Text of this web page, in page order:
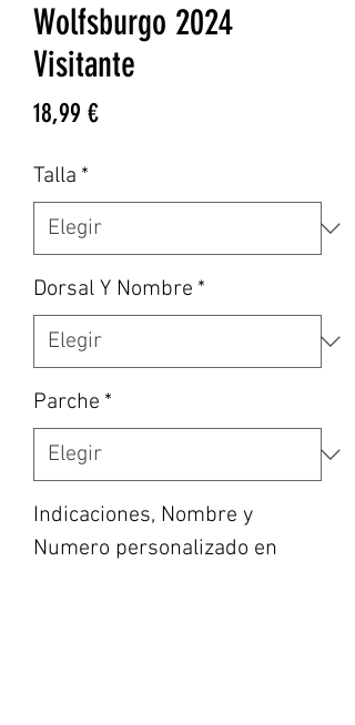
Wolfsburgo 2024
Visitante
18,99 €Precio
Talla *
Dorsal Y Nombre *
Parche *
Indicaciones, Nombre y
Numero personalizado en